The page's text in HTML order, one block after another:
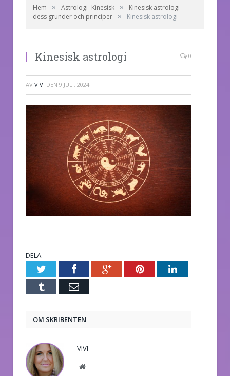
Hem » Astrologi -Kinesisk »
Kinesisk astrologi -
dess grunder och principer » Kinesisk astrologi
Kinesisk astrologi 0
AV VIVI DEN 9 JULI, 2024
DELA.
TwitterFacebookGoogle+PinterestLinkedIn
Tumblr E-
OM SKRIBENTEN
VIVI
Website